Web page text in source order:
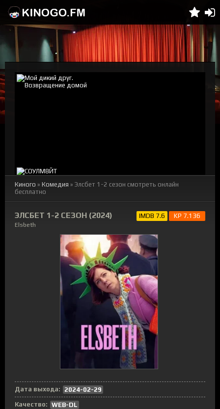
Киного » Комедия » Элсбет 1-2 сезон смотреть онлайн
бесплатно
ЭЛСБЕТ 1-2 СЕЗОН (2024)
Elsbeth
IMDB 7.6 KP 7.136
Дата выхода:
2024-02-29
Качество: WEB-DL